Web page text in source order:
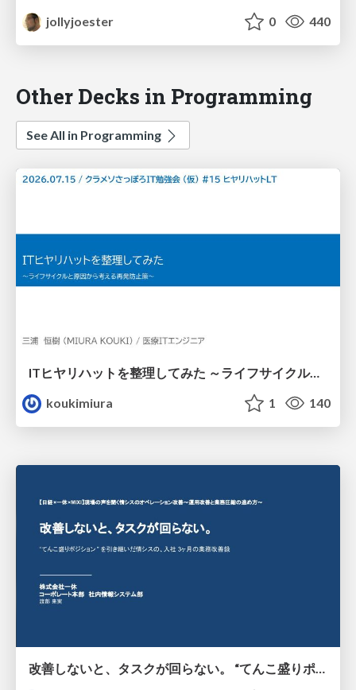
jollyjoester
0 440
Other Decks in Programming
See All in Programming
ITヒヤリハットを整理してみた ～ライフサイクルと原因から考える再発防止策～
koukimiura
1 140
改善しないと、タスクが回らない。 “てんこ盛りポジション” を引き継いだ情シスの、入社3ヶ月の業務改善録